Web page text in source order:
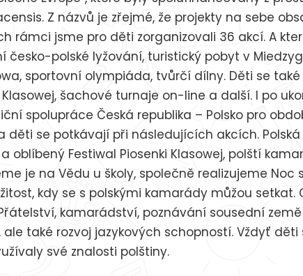
Z názvů je zřejmé, že projekty na sebe
rámci jsme pro děti zorganizovali 36 akcí. A
česko-polské lyžování, turistický pobyt v
sportovní olympiáda, tvůrčí dílny. Děti se
Klasowej, šachové turnaje on-line a další. I po
spolupráce Česká republika – Polsko pro
děti se potkávají při následujících akcích.
oblíbený Festiwal Piosenki Klasowej, polští
je na Vědu u školy, společně realizujeme Noc
kdy se s polskými kamarády můžou setkat.
kamarádství, poznávání sousední
také rozvoj jazykových schopností. Vždyť děti
své znalosti polštiny.